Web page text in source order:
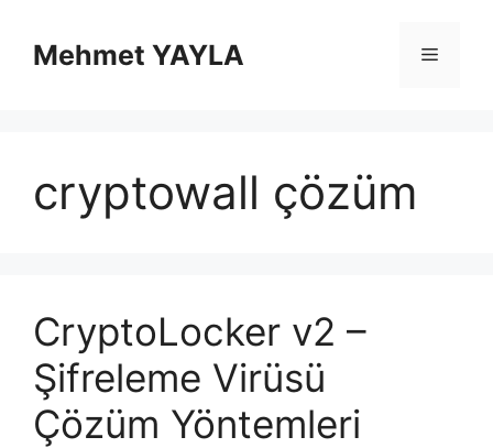
Mehmet YAYLA Menü
cryptowall çözüm
CryptoLocker v2 –
Şifreleme Virüsü
Çözüm Yöntemleri